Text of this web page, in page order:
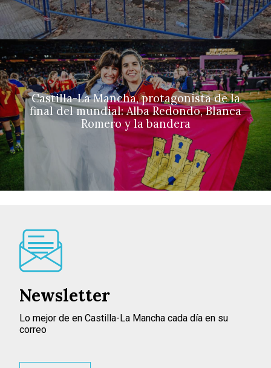
Castilla-La Mancha, protagonista de la
final del mundial: Alba Redondo, Blanca
Romero y la bandera
Newsletter
Lo mejor de en Castilla-La Mancha cada día en su
correo